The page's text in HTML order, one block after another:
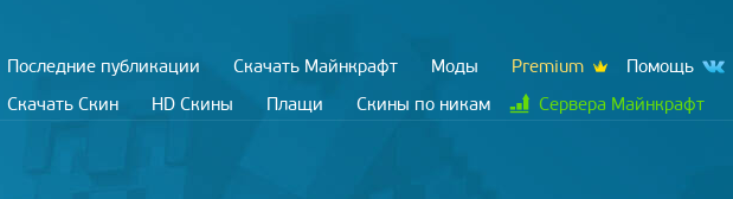
Последние публикации Скачать Майнкрафт Моды Premium
Помощь
Скачать Скин
HD Скины Плащи Скины по никам Сервера Майнкрафт